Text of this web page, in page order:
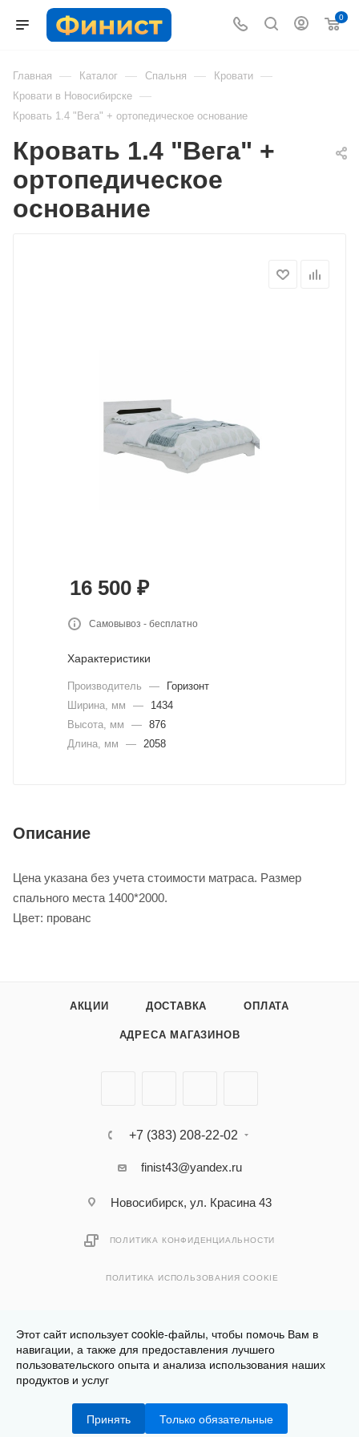
0
Главная — Каталог — Спальня — Кровати —
Кровати в Новосибирске —
Кровать 1.4 "Вега" + ортопедическое основание
Кровать 1.4 "Вега" +
ортопедическое
основание
16 500 ₽
Самовывоз - бесплатно
Характеристики
Производитель —
Горизонт
Ширина, мм
—
1434
Высота, мм
— 876
Длина, мм
— 2058
Описание
Цена указана без учета стоимости матраса. Размер
спального места 1400*2000.
Цвет: прованс
АКЦИИ ДОСТАВКА ОПЛАТА
АДРЕСА МАГАЗИНОВ
+7 (383) 208-22-02
finist43@yandex.ru
Новосибирск, ул. Красина 43
ПОЛИТИКА КОНФИДЕНЦИАЛЬНОСТИ
ПОЛИТИКА ИСПОЛЬЗОВАНИЯ COOKIE
Разработано вКлюква.Студия
2026 © Финист - интернет-магазин мебели
Этот сайт использует cookie-файлы, чтобы помочь Вам в
навигации, а также для предоставления лучшего
пользовательского опыта и анализа использования наших
продуктов и услуг
Принять Только обязательные